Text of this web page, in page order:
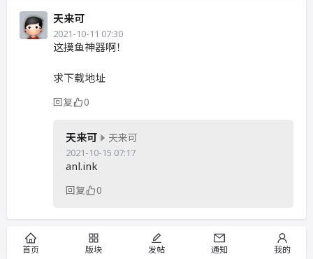
天来可
2021-10-11 07:30
这摸鱼神器啊！
求下载地址
回复 0
天来可 天来可
2021-10-15 07:17
anl.ink
回复 0
首页 版块 发帖 通知 我的